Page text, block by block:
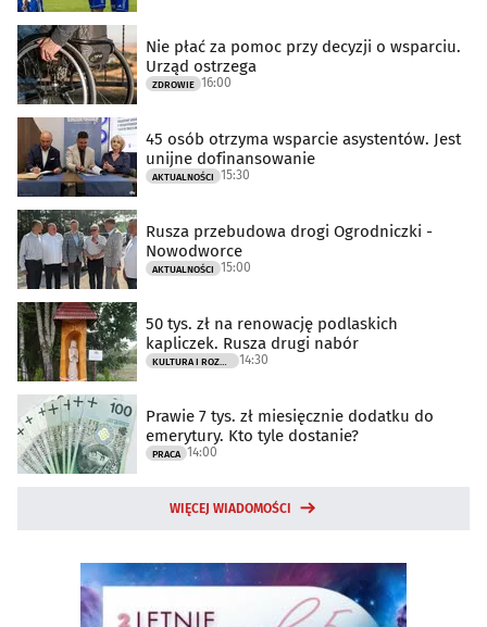
Nie płać za pomoc przy decyzji o wsparciu.
Urząd ostrzega
ZDROWIE 16:00
45 osób otrzyma wsparcie asystentów. Jest
unijne dofinansowanie
AKTUALNOŚCI 15:30
Rusza przebudowa drogi Ogrodniczki -
Nowodworce
AKTUALNOŚCI 15:00
50 tys. zł na renowację podlaskich
kapliczek. Rusza drugi nabór
KULTURA I ROZRYWKA 14:30
Prawie 7 tys. zł miesięcznie dodatku do
emerytury. Kto tyle dostanie?
PRACA 14:00
WIĘCEJ WIADOMOŚCI